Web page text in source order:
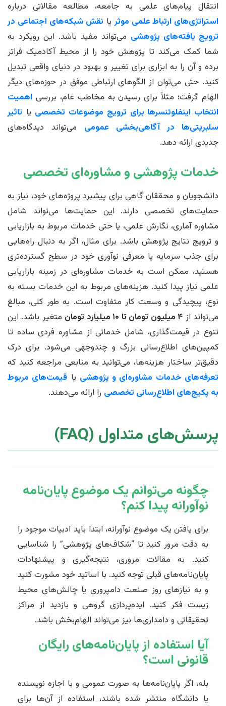
انتقال پیام‌های علمی به جامعه، مطالعه مقالاتی درباره
استراتژی‌های ارتباط علمی موثریا نقش شبکه‌های اجتماعی در
ترویج یافته‌های پژوهشی می‌تواند مفید باشد. این رویکرد به
شما کمک می‌کند تا پژوهش خود را از محیط آکادمیک فراتر
برده و آن را به ابزاری برای تغییر و بهبود در دنیای واقعی تبدیل
کنید. حتی می‌توان از الگوهای ارتباطی موفق در حوزه‌های دیگر
الهام گرفت؛ مثلاً برای رسیدن به مخاطب عام، بررسی اهمیت
انتخاب اینفلوئنسرها برای ترویج موضوعات تخصصی یا تاثیر
سلبریتی‌ها در آگاهی‌بخشی عمومی می‌تواند دیدگاه‌های
جدیدی ارائه دهد.
خدمات پژوهشی و مشاوره‌ای تخصصی
دانشجویان و محققان گاهی برای پیشبرد پروژه‌های خود، نیاز به
حمایت‌های تخصصی دارند. این حمایت‌ها می‌تواند شامل
مشاوره آماری، نگارش علمی، یا حتی خدمات مربوط به بازاریابی
و ترویج نتایج پژوهش باشد. برای مثال، اگر به دنبال راه‌هایی
برای جذب سرمایه یا معرفی نوآوری خود در سطح گسترده‌تری
هستید، ممکن است به خدمات مشاوره‌ای در زمینه بازاریابی
علمی نیاز پیدا کنید. هزینه‌های مربوط به این خدمات بسته به
نوع، پیچیدگی و وسعت کار متفاوت است. به طور کلی، مبالغ
می‌تواند از ۴ میلیون تومان تا ۱۰ میلیارد تومان
متغیر باشد. این
تنوع در قیمت‌گذاری، شامل خدماتی از مشاوره فردی ساده تا
کمپین‌های اطلاع‌رسانی بزرگ و چندوجهی می‌شود. برای درک
دقیق‌تر ساختار هزینه‌ها، می‌توانید به منابعی مراجعه کنید که
تعرفه‌های خدمات مشاوره‌ای و پژوهشی یا قیمت‌های مربوط
به پکیج‌های اطلاع‌رسانی تخصصی را ارائه می‌دهند.
پرسش‌های متداول (FAQ)
چگونه می‌توانم یک موضوع پایان‌نامه
نوآورانه پیدا کنم؟
برای یافتن یک موضوع نوآورانه، ابتدا باید ادبیات موجود را
به دقت مرور کنید تا “شکاف‌های پژوهشی” را شناسایی
کنید. به مقالات مروری، نتیجه‌گیری و پیشنهادات
پایان‌نامه‌های قبلی توجه کنید. با اساتید خود مشورت کنید
و به نیازهای روز صنعت دامپروری یا چالش‌های محیط
زیست فکر کنید. ایده‌پردازی گروهی و بازدید از مراکز
تحقیقاتی و دامداری‌ها نیز می‌تواند الهام‌بخش باشد.
آیا استفاده از پایان‌نامه‌های رایگان
قانونی است؟
بله، اگر پایان‌نامه‌ها به صورت عمومی و با اجازه نویسنده
یا دانشگاه منتشر شده باشند، استفاده از آن‌ها برای